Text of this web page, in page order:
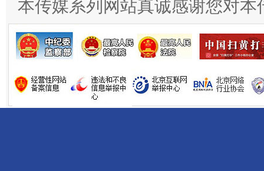
一批国家标准开始实施
本传媒系列网站真诚感谢您对